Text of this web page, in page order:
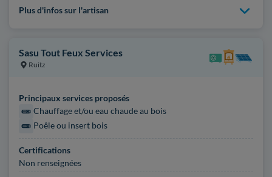
Plus d'infos sur l'artisan
Sasu Tout Feux Services
Ruitz
Principaux services proposés
Chauffage et/ou eau chaude au bois
Poêle ou insert bois
Certifications
Non renseignées